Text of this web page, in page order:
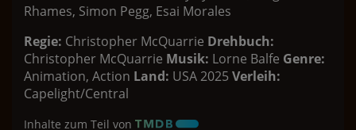
Rhames, Simon Pegg, Esai Morales
Regie: Christopher McQuarrie Drehbuch:
Christopher McQuarrie Musik: Lorne Balfe Genre:
Animation, Action Land: USA 2025Verleih:
Capelight/Central
Inhalte zum Teil von